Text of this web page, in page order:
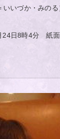
いづか・みのる
24日8時4分 紙面